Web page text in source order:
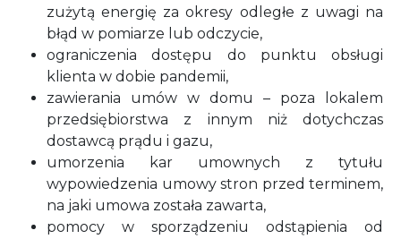
zużytą energię za okresy odległe z uwagi na
błąd w pomiarze lub odczycie,
ograniczenia dostępu do punktu obsługi
klienta w dobie pandemii,
zawierania umów w domu – poza lokalem
przedsiębiorstwa z innym niż dotychczas
dostawcą prądu i gazu,
umorzenia kar umownych z tytułu
wypowiedzenia umowy stron przed terminem,
na jaki umowa została zawarta,
pomocy w sporządzeniu odstąpienia od